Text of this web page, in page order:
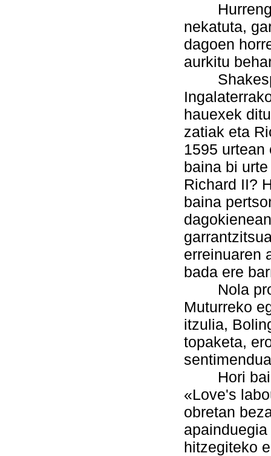
Hurrengo
nekatuta,
dagoen
aurkitu
hauexek
zatiak eta
1595
baina bi
Richard II?
baina
erreinuaren
bada ere
Nola
Muturreko
itzulia,
topaketa,
Hori
«Love's
obretan
hitzegiteko